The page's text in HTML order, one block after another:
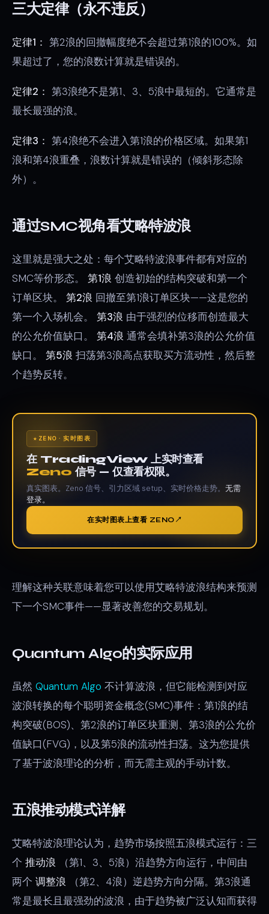
三大定律（永不违反）
定律1： 第2浪的回撤幅度绝不会超过第1浪的100%。如
果超过了，您的浪数计算就是错误的。
定律2： 第3浪绝不是第1、3、5浪中最短的。它通常是
最长最强的浪。
定律3： 第4浪绝不会进入第1浪的价格区域。如果第1
浪和第4浪重叠，浪数计算就是错误的（倾斜形态除
外）。
通过SMC视角看艾略特波浪
这里就是强大之处：每个艾略特波浪事件都有对应的
SMC等价形态。 第1浪 创造初始的结构突破和第一个
订单区块。 第2浪 回撤至第1浪订单区块——这是您的
第一个入场机会。 第3浪 由于强烈的位移而创造最大
的公允价值缺口。 第4浪 通常会填补第3浪的公允价值
缺口。 第5浪 扫荡第3浪高点获取买方流动性，然后整
个趋势反转。
ZENO · 实时图表
在 TradingView 上实时查看
Zeno 信号 — 仅查看权限。
真实图表。Zeno 信号、引力区域 setup、实时价格走势。 无需
登录。
在实时图表上查看 ZENO
理解这种关联意味着您可以使用艾略特波浪结构来预测
下一个SMC事件——显著改善您的交易规划。
Quantum Algo的实际应用
虽然 Quantum Algo 不计算波浪，但它能检测到对应
波浪转换的每个聪明资金概念(SMC)事件：第1浪的结
构突破(BOS)、第2浪的订单区块重测、第3浪的公允价
值缺口(FVG)，以及第5浪的流动性扫荡。这为您提供
了基于波浪理论的分析，而无需主观的手动计数。
五浪推动模式详解
艾略特波浪理论认为，趋势市场按照五浪模式运行：三
个 推动浪 （第1、3、5浪）沿趋势方向运行，中间由
两个 调整浪 （第2、4浪）逆趋势方向分隔。第3浪通
常是最长且最强劲的波浪，由于趋势被广泛认知而获得